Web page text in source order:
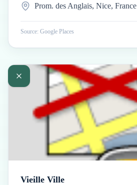
Prom. des Anglais, Nice, France
Source: Google Places
Vieille Ville